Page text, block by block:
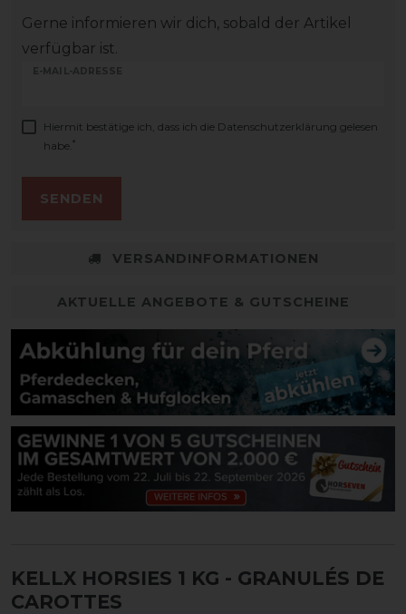
Gerne informieren wir dich, sobald der Artikel
verfügbar ist.
E-MAIL-ADRESSE
Hiermit bestätige ich, dass ich die Daten­schutz­erklärung gelesen
habe. *
SENDEN
VERSANDINFORMATIONEN
AKTUELLE ANGEBOTE & GUTSCHEINE
KELLX HORSIES 1 KG - GRANULÉS DE
CAROTTES